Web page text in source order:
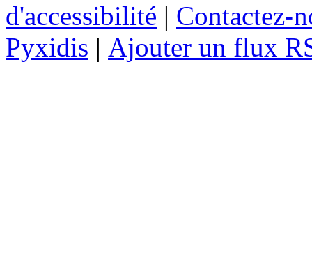
d'accessibilité | Contactez-
Pyxidis | Ajouter un flux